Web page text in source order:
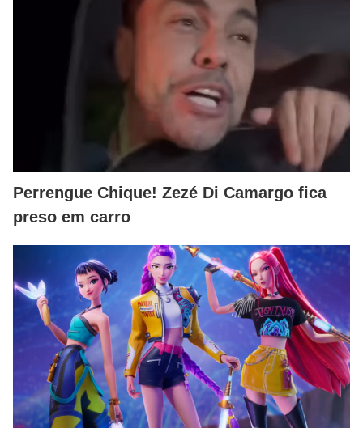
Perrengue Chique! Zezé Di Camargo fica
preso em carro